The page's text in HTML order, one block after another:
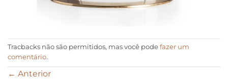
Tracbacks não são permitidos, mas você pode fazer um
comentário.
← Anterior